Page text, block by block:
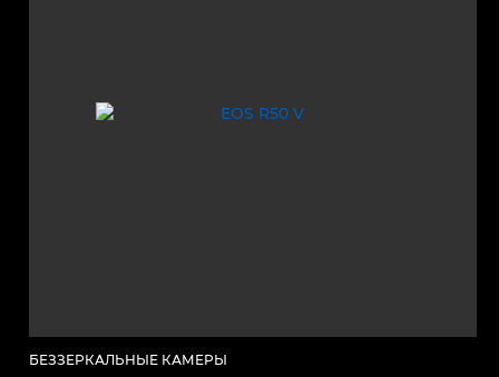
БЕЗЗЕРКАЛЬНЫЕ КАМЕРЫ